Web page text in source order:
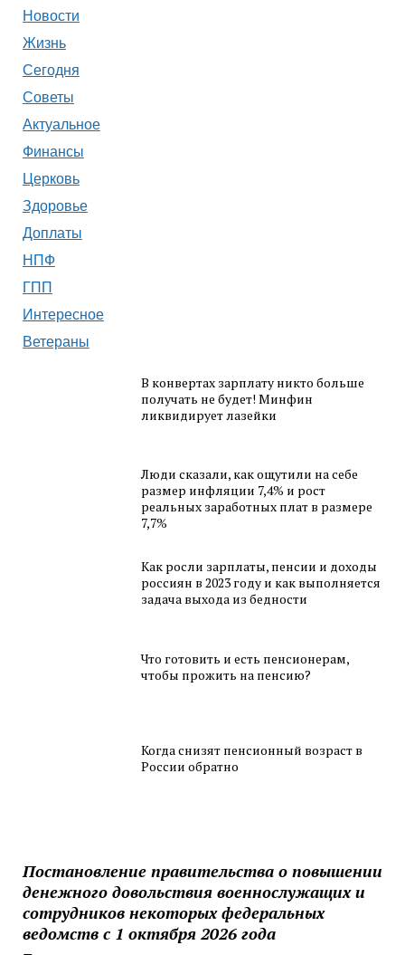
Новости
Жизнь
Сегодня
Советы
Актуальное
Финансы
Церковь
Здоровье
Доплаты
НПФ
ГПП
Интересное
Ветераны
В конвертах зарплату никто больше
получать не будет! Минфин
ликвидирует лазейки
Люди сказали, как ощутили на себе
размер инфляции 7,4% и рост
реальных заработных плат в размере
7,7%
Как росли зарплаты, пенсии и доходы
россиян в 2023 году и как выполняется
задача выхода из бедности
Что готовить и есть пенсионерам,
чтобы прожить на пенсию?
Когда снизят пенсионный возраст в
России обратно
Постановление правительства о повышении
денежного довольствия военнослужащих и
сотрудников некоторых федеральных
ведомств с 1 октября 2026 года